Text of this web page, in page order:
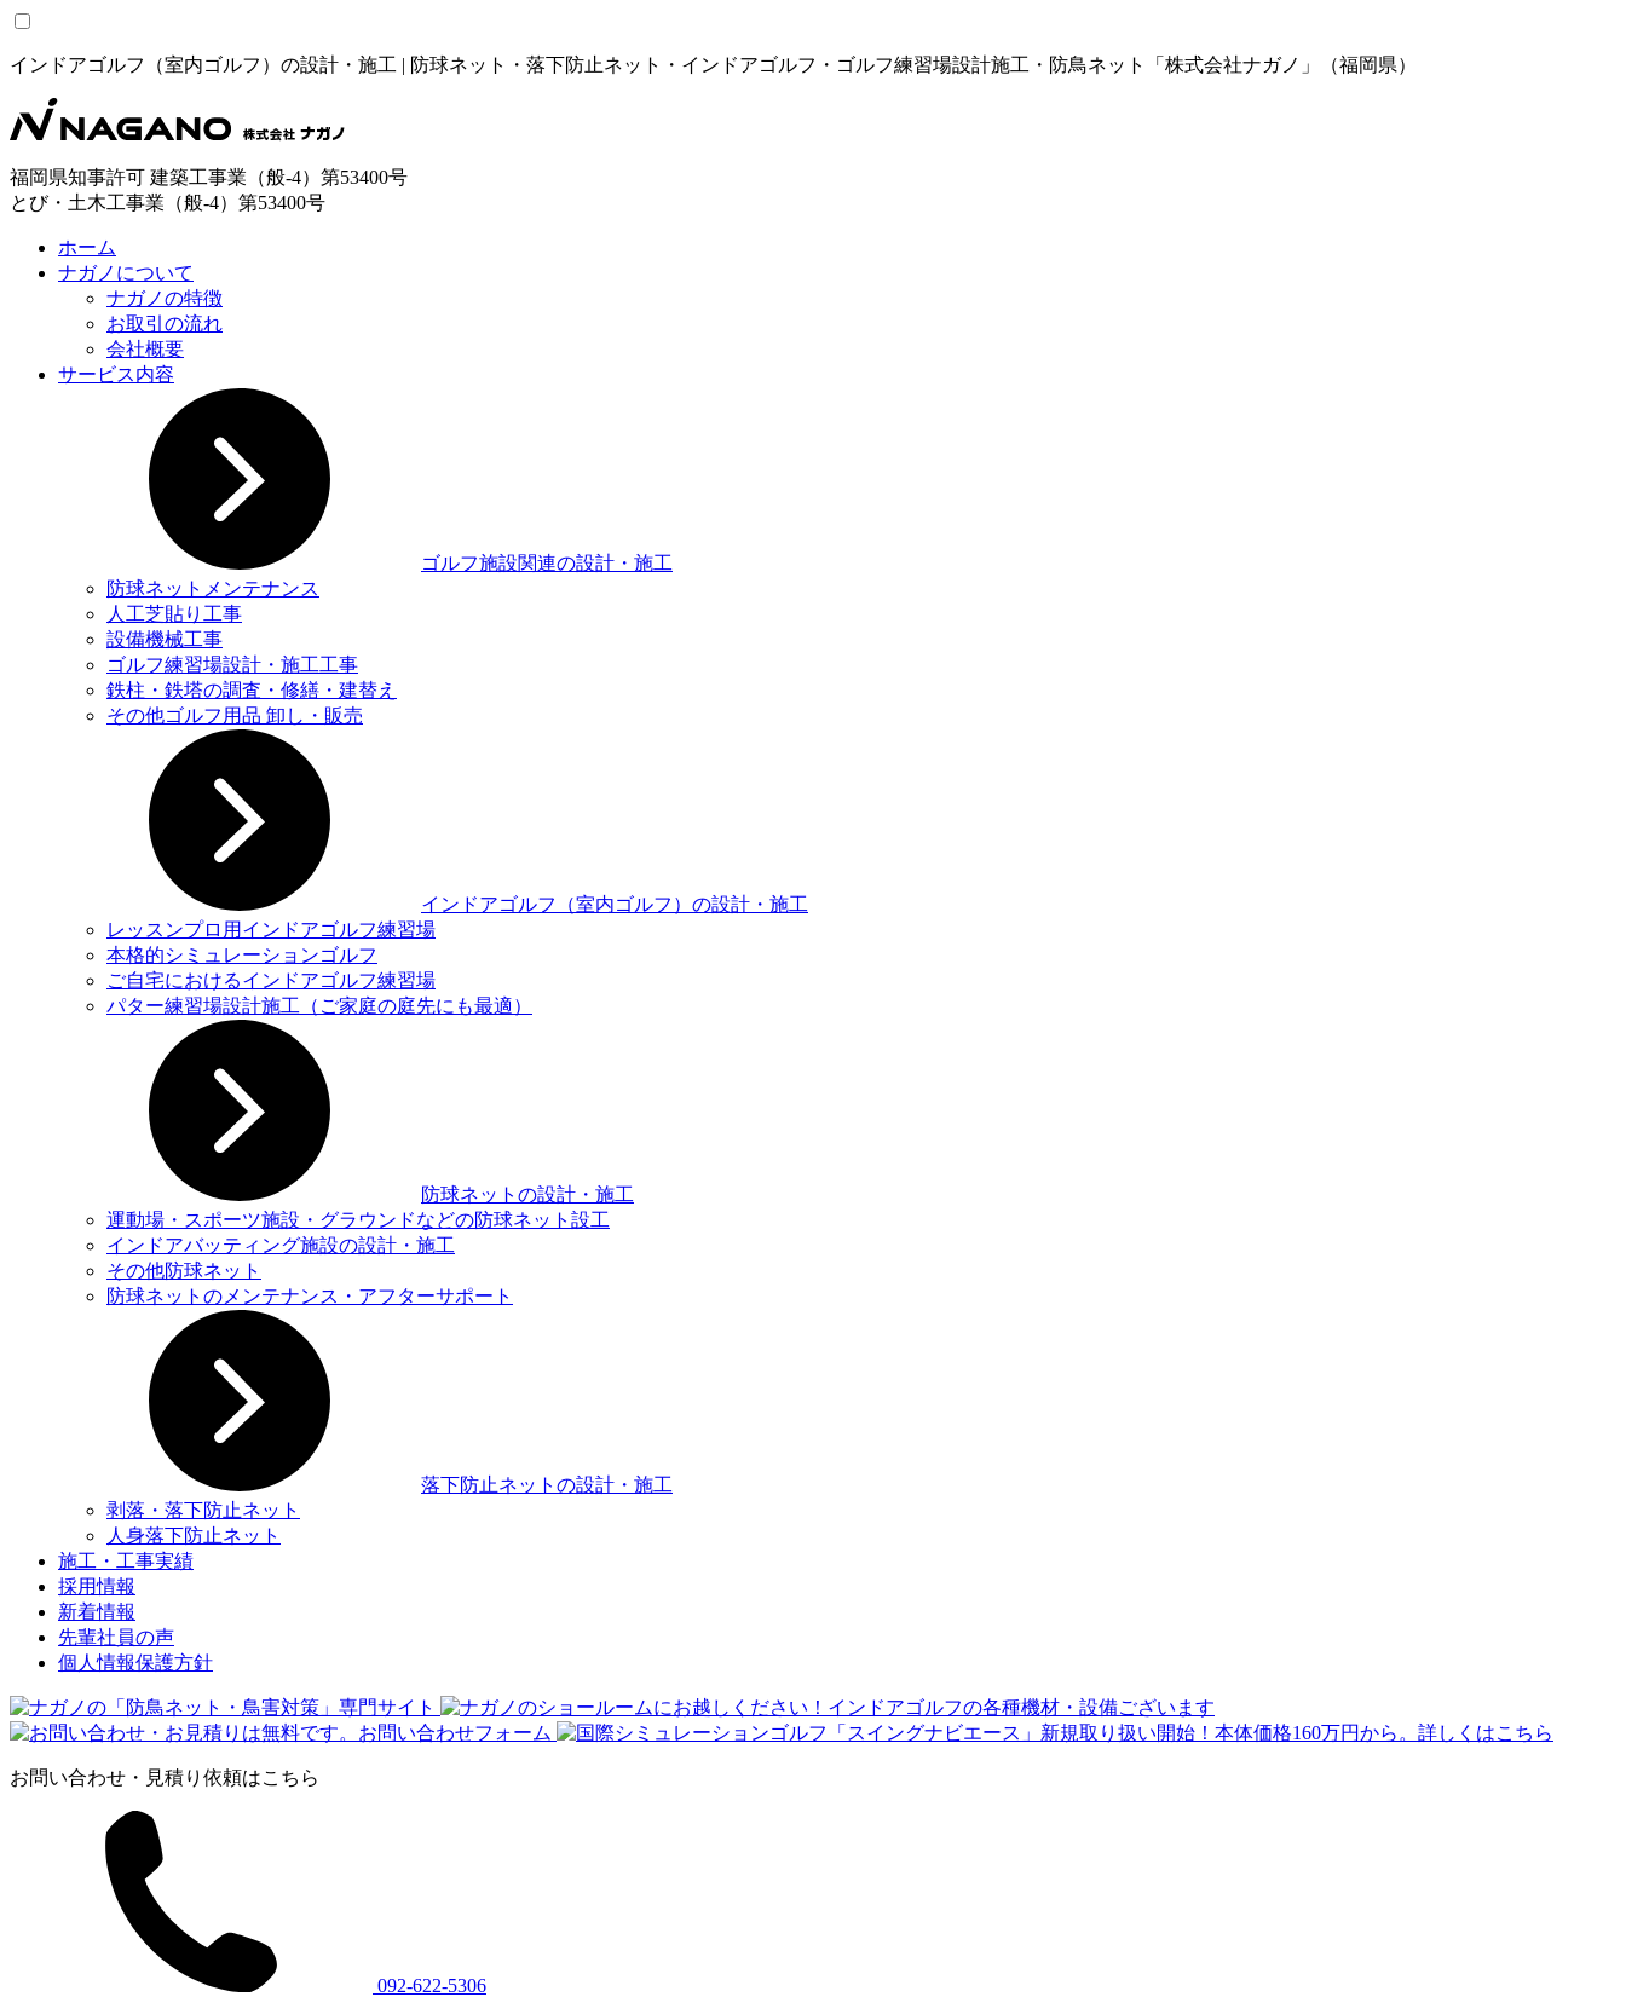
インドアゴルフ（室内ゴルフ）の設計・施工 | 防球ネット・落下防止ネット・インドアゴルフ・ゴルフ練習場設計施工・防鳥ネット「株式会社ナガノ」（福岡県）
福岡県知事許可 建築工事業（般-4）第53400号
とび・土木工事業（般-4）第53400号
ホーム
ナガノについて
ナガノの特徴
お取引の流れ
会社概要
サービス内容
ゴルフ施設関連の設計・施工
防球ネットメンテナンス
人工芝貼り工事
設備機械工事
ゴルフ練習場設計・施工工事
鉄柱・鉄塔の調査・修繕・建替え
その他ゴルフ用品 卸し・販売
インドアゴルフ（室内ゴルフ）の設計・施工
レッスンプロ用インドアゴルフ練習場
本格的シミュレーションゴルフ
ご自宅におけるインドアゴルフ練習場
パター練習場設計施工（ご家庭の庭先にも最適）
防球ネットの設計・施工
運動場・スポーツ施設・グラウンドなどの防球ネット設⼯
インドアバッティング施設の設計・施工
その他防球ネット
防球ネットのメンテナンス・アフターサポート
落下防止ネットの設計・施工
剥落・落下防止ネット
人身落下防止ネット
施工・工事実績
採用情報
新着情報
先輩社員の声
個人情報保護方針
お問い合わせ・見積り依頼はこちら
092-622-5306